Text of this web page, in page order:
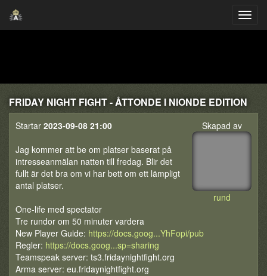
FRIDAY NIGHT FIGHT - ÅTTONDE I NIONDE EDITION
Skapad av
rund
Startar 2023-09-08 21:00
Jag kommer att be om platser baserat på
intresseanmälan natten till fredag. Blir det
fullt är det bra om vi har bett om ett lämpligt
antal platser.
One-life med spectator
Tre rundor om 50 minuter vardera
New Player Guide: https://docs.goog...YhFopi/pub
Regler: https://docs.goog...sp=sharing
Teamspeak server: ts3.fridaynightfight.org
Arma server: eu.fridaynightfight.org